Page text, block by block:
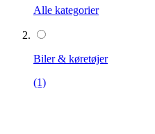
Alle kategorier
Biler & køretøjer
(1)